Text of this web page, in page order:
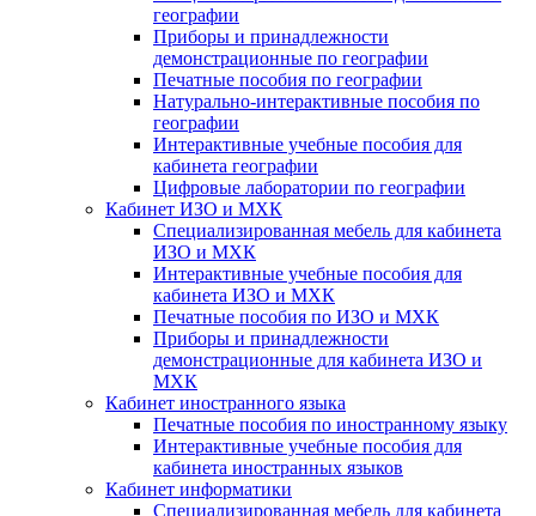
географии
Приборы и принадлежности
демонстрационные по географии
Печатные пособия по географии
Натурально-интерактивные пособия по
географии
Интерактивные учебные пособия для
кабинета географии
Цифровые лаборатории по географии
Кабинет ИЗО и МХК
Специализированная мебель для кабинета
ИЗО и МХК
Интерактивные учебные пособия для
кабинета ИЗО и МХК
Печатные пособия по ИЗО и МХК
Приборы и принадлежности
демонстрационные для кабинета ИЗО и
МХК
Кабинет иностранного языка
Печатные пособия по иностранному языку
Интерактивные учебные пособия для
кабинета иностранных языков
Кабинет информатики
Специализированная мебель для кабинета